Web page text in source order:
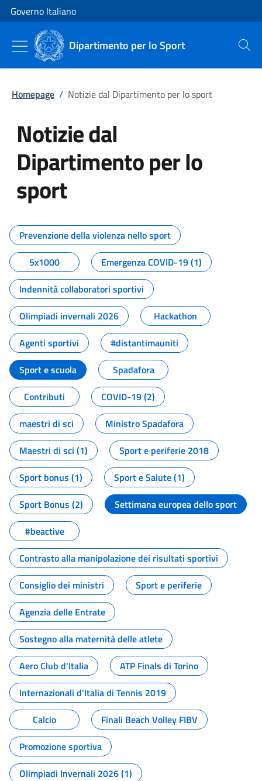
Vai al contenuto
Vai alla navigazione del sito
Governo Italiano
Dipartimento per lo Sport Cerca
Homepage / Notizie dal Dipartimento per lo sport
Notizie dal
Dipartimento per lo
sport
Tutti i contenuti della pagina
Prevenzione della violenza nello sport
5x1000
Emergenza COVID-19 (1)
Indennità collaboratori sportivi
Olimpiadi invernali 2026
Hackathon
Agenti sportivi
#distantimauniti
Sport e scuola
Spadafora
Contributi
COVID-19 (2)
maestri di sci
Ministro Spadafora
Maestri di sci (1)
Sport e periferie 2018
Sport bonus (1)
Sport e Salute (1)
Sport Bonus (2)
Settimana europea dello sport
#beactive
Contrasto alla manipolazione dei risultati sportivi
Consiglio dei ministri
Sport e periferie
Agenzia delle Entrate
Sostegno alla maternità delle atlete
Aero Club d'Italia
ATP Finals di Torino
Internazionali d'Italia di Tennis 2019
Calcio
Finali Beach Volley FIBV
Promozione sportiva
Olimpiadi Invernali 2026 (1)